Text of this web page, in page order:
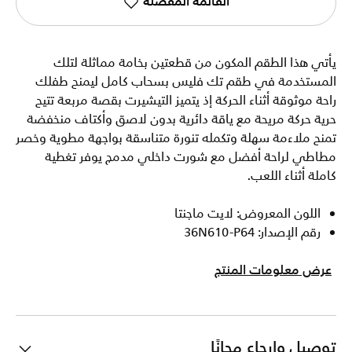
يأتي هذا الطقم المكون من قطعتين بخامة مماثلة لتلك
المستخدمة في طقم تك فليس بسحاب كامل ليمنح طفلك
راحة موثوقة أثناء الحركة إذ يتميز التيشيرت بقصة مربعة تتيح
حرية حركة مريحة مع ياقة دائرية بدون لاصق وأكتاف منخفضة
تمنح ملاءمة سهلة وتكمله تنورة متناسقة بواجهة مطوية وخصر
مطاطي لراحة أفضل مع شورت داخلي مدمج يوفر تغطية
كاملة أثناء اللعب.
اللون المعروض: لايت ماجنتا
رقم الإصدار: 36N610-P64
عرض معلومات المنتج